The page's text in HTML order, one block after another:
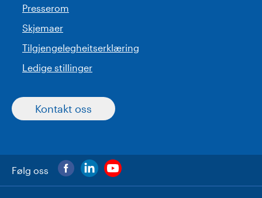
Presserom
Skjemaer
Tilgjengelegheitserklæring
Ledige stillinger
Kontakt oss
Følg oss